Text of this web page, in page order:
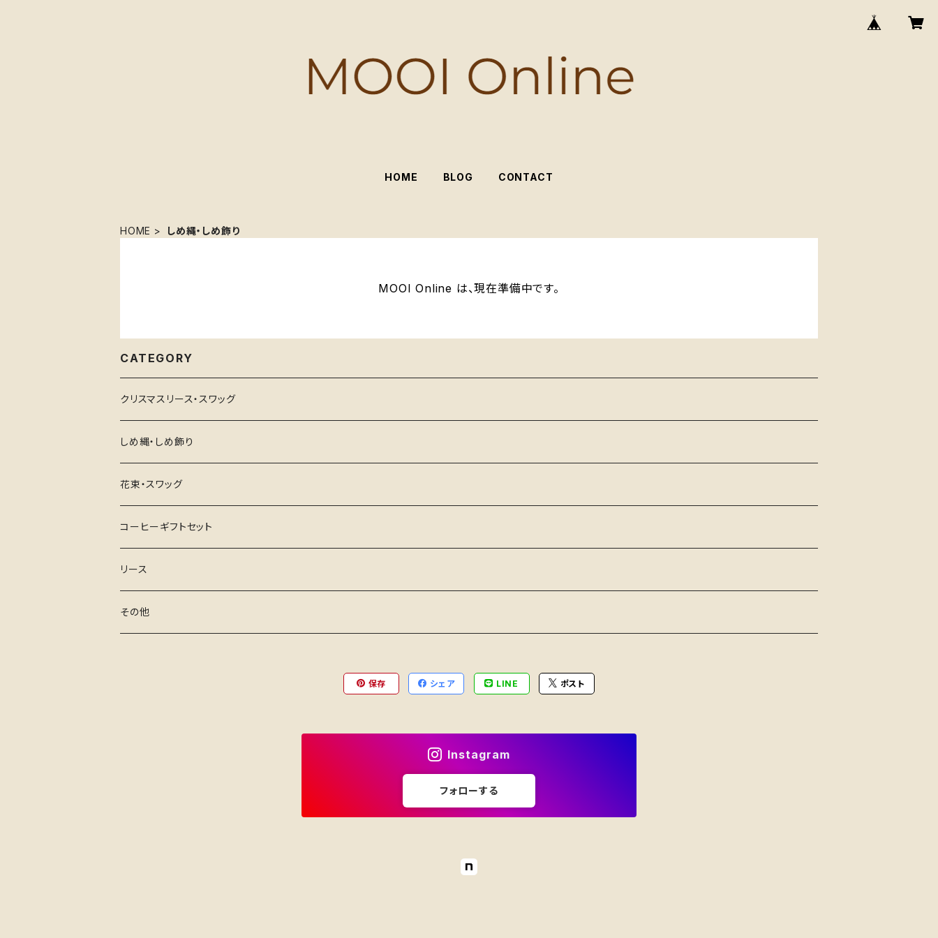
HOME BLOG CONTACT
HOME しめ縄・しめ飾り
MOOI Online は、現在準備中です。
CATEGORY
クリスマスリース・スワッグ
しめ縄・しめ飾り
花束・スワッグ
コーヒーギフトセット
リース
その他
保存 シェア LINE ポスト
Instagram
フォローする